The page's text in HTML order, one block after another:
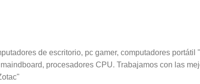
de escritorio, pc gamer, computadores
procesadores CPU. Trabajamos con las